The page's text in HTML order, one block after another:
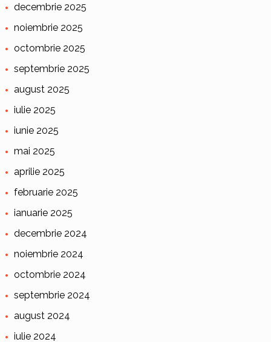
decembrie 2025
noiembrie 2025
octombrie 2025
septembrie 2025
august 2025
iulie 2025
iunie 2025
mai 2025
aprilie 2025
februarie 2025
ianuarie 2025
decembrie 2024
noiembrie 2024
octombrie 2024
septembrie 2024
august 2024
iulie 2024